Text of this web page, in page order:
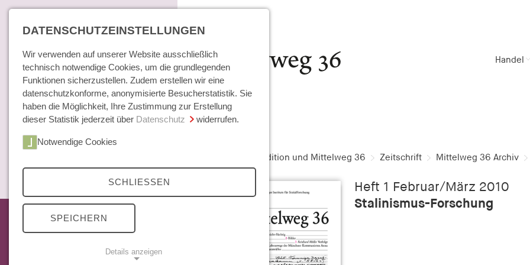
Home
Bücher / E-Books
Handel
Hamburger Edition und Mittelweg 36 Zeitschrift Mittelweg 36 Archiv
Heft 1 Februar/März 2010
Stalinismus-Forschung
DATENSCHUTZEINSTELLUNGEN
Wir verwenden auf unserer Website ausschließlich
technisch notwendige Cookies, um die grundlegenden
Funktionen sicherzustellen. Zudem erstellen wir eine
datenschutzkonforme, anonymisierte Besucherstatistik. Sie
haben die Möglichkeit, Ihre Zustimmung zur Erstellung
dieser Statistik jederzeit über Datenschutz widerrufen.
Notwendige Cookies
SCHLIESSEN
SPEICHERN
Details anzeigen